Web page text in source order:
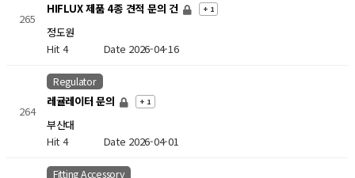
265
HIFLUX 제품 4종 견적 문의 건 + 1
정도원
Hit 4 Date 2026-04-16
264
Regulator
레귤레이터 문의 + 1
부산대
Hit 4 Date 2026-04-01
Fitting Accessory